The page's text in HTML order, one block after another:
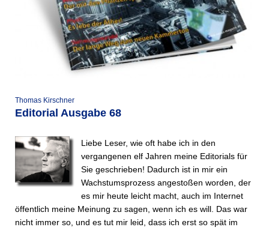
Thomas Kirschner
Editorial Ausgabe 68
Liebe Leser, wie oft habe ich in den
vergangenen elf Jahren meine Editorials für
Sie geschrieben! Dadurch ist in mir ein
Wachstumsprozess angestoßen worden, der
es mir heute leicht macht, auch im Internet
öffentlich meine Meinung zu sagen, wenn ich es will. Das war
nicht immer so, und es tut mir leid, dass ich erst so spät im